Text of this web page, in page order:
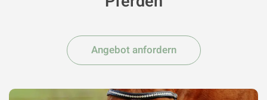
Angebot anfordern